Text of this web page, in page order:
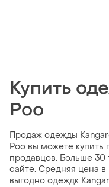
Купить
Poo
Продаж одежды
Poo вы можете
продавцов. Больше
сайте. Средняя цена в
выгодно одеждк